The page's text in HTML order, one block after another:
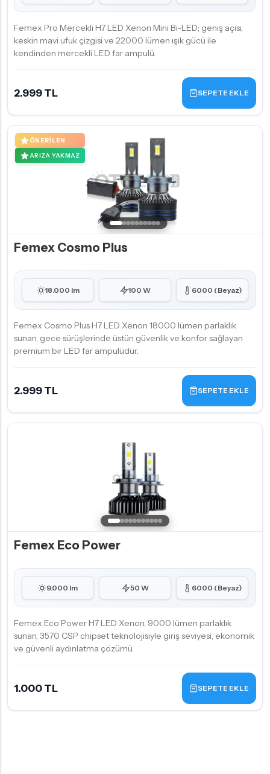
Femex Pro Mercekli H7 LED Xenon Mini Bi-LED; geniş açısı,
keskin mavi ufuk çizgisi ve 22000 lümen ışık gücü ile
kendinden mercekli LED far ampulü.
2.999 TL SEPETE EKLE
ÖNERILEN
ARIZA YAKMAZ
Femex Cosmo Plus
18.000 lm 100 W 6000 (Beyaz)
Femex Cosmo Plus H7 LED Xenon 18000 lümen parlaklık
sunan, gece sürüşlerinde üstün güvenlik ve konfor sağlayan
premium bir LED far ampulüdür.
2.999 TL SEPETE EKLE
Femex Eco Power
9.000 lm 50 W 6000 (Beyaz)
Femex Eco Power H7 LED Xenon, 9000 lümen parlaklık
sunan, 3570 CSP chipset teknolojisiyle giriş seviyesi, ekonomik
ve güvenli aydınlatma çözümü.
1.000 TL SEPETE EKLE